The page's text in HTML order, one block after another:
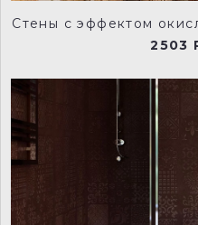
Стены с эффектом
2503